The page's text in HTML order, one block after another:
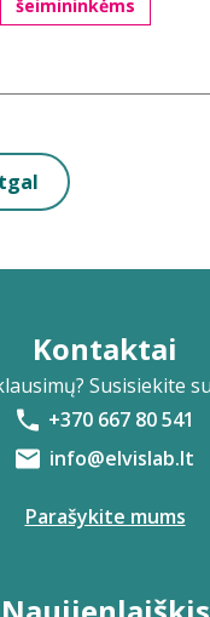
šeimininkėms
Kontaktai
Susisiekite
+370 667 80 541
info@elvislab.lt
Parašykite mums